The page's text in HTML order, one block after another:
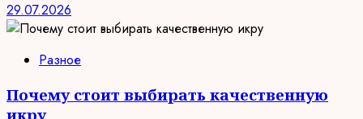
29.07.2026
Разное
Почему стоит выбирать качественную
икру